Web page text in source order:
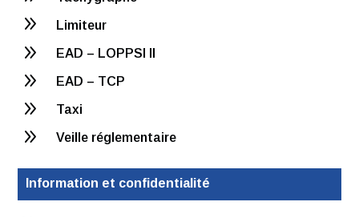
9 Limiteur
9 EAD – LOPPSI II
9 EAD – TCP
9 Taxi
9 Veille réglementaire
Information et confidentialité